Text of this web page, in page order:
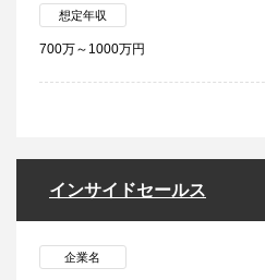
想定年収
700万～1000万円
インサイドセールス
企業名